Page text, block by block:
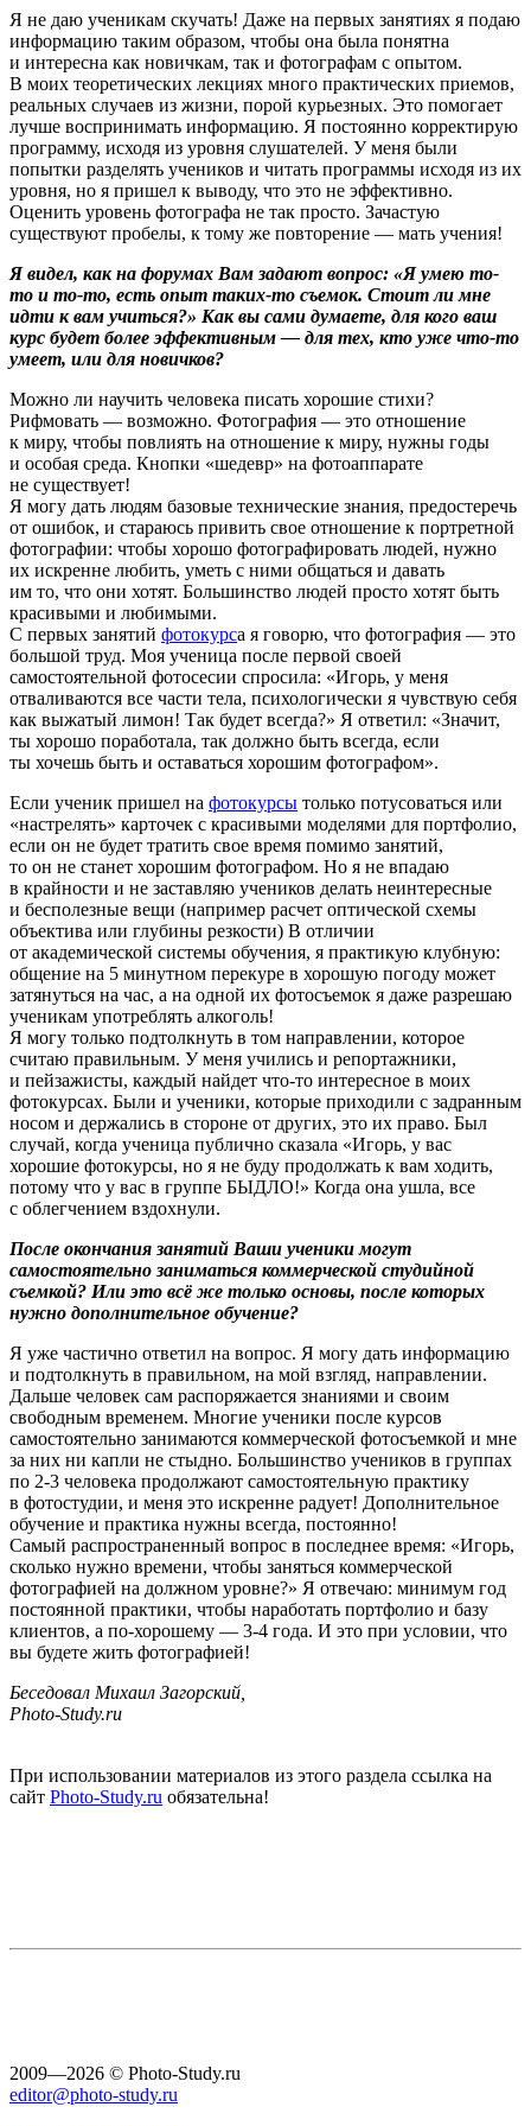
Я не даю ученикам скучать! Даже на первых занятиях я подаю
информацию таким образом, чтобы она была понятна
и интересна как новичкам, так и фотографам с опытом.
В моих теоретических лекциях много практических приемов,
реальных случаев из жизни, порой курьезных. Это помогает
лучше воспринимать информацию. Я постоянно корректирую
программу, исходя из уровня слушателей. У меня были
попытки разделять учеников и читать программы исходя из их
уровня, но я пришел к выводу, что это не эффективно.
Оценить уровень фотографа не так просто. Зачастую
существуют пробелы, к тому же повторение — мать учения!
Я видел, как на форумах Вам задают вопрос: «Я умею то-
то и то-то, есть опыт таких-то съемок. Стоит ли мне
идти к вам учиться?» Как вы сами думаете, для кого ваш
курс будет более эффективным — для тех, кто уже что-то
умеет, или для новичков?
Можно ли научить человека писать хорошие стихи?
Рифмовать — возможно. Фотография — это отношение
к миру, чтобы повлиять на отношение к миру, нужны годы
и особая среда. Кнопки «шедевр» на фотоаппарате
не существует!
Я могу дать людям базовые технические знания, предостеречь
от ошибок, и стараюсь привить свое отношение к портретной
фотографии: чтобы хорошо фотографировать людей, нужно
их искренне любить, уметь с ними общаться и давать
им то, что они хотят. Большинство людей просто хотят быть
красивыми и любимыми.
С первых занятий фотокурса я говорю, что фотография — это
большой труд. Моя ученица после первой своей
самостоятельной фотосесии спросила: «Игорь, у меня
отваливаются все части тела, психологически я чувствую себя
как выжатый лимон! Так будет всегда?» Я ответил: «Значит,
ты хорошо поработала, так должно быть всегда, если
ты хочешь быть и оставаться хорошим фотографом».
Если ученик пришел на фотокурсы только потусоваться или
«настрелять» карточек с красивыми моделями для портфолио,
если он не будет тратить свое время помимо занятий,
то он не станет хорошим фотографом. Но я не впадаю
в крайности и не заставляю учеников делать неинтересные
и бесполезные вещи (например расчет оптической схемы
объектива или глубины резкости) В отличии
от академической системы обучения, я практикую клубную:
общение на 5 минутном перекуре в хорошую погоду может
затянуться на час, а на одной их фотосъемок я даже разрешаю
ученикам употреблять алкоголь!
Я могу только подтолкнуть в том направлении, которое
считаю правильным. У меня учились и репортажники,
и пейзажисты, каждый найдет что-то интересное в моих
фотокурсах. Были и ученики, которые приходили с задранным
носом и держались в стороне от других, это их право. Был
случай, когда ученица публично сказала «Игорь, у вас
хорошие фотокурсы, но я не буду продолжать к вам ходить,
потому что у вас в группе БЫДЛО!» Когда она ушла, все
с облегчением вздохнули.
После окончания занятий Ваши ученики могут
самостоятельно заниматься коммерческой студийной
съемкой? Или это всё же только основы, после которых
нужно дополнительное обучение?
Я уже частично ответил на вопрос. Я могу дать информацию
и подтолкнуть в правильном, на мой взгляд, направлении.
Дальше человек сам распоряжается знаниями и своим
свободным временем. Многие ученики после курсов
самостоятельно занимаются коммерческой фотосъемкой и мне
за них ни капли не стыдно. Большинство учеников в группах
по 2-3 человека продолжают самостоятельную практику
в фотостудии, и меня это искренне радует! Дополнительное
обучение и практика нужны всегда, постоянно!
Самый распространенный вопрос в последнее время: «Игорь,
сколько нужно времени, чтобы заняться коммерческой
фотографией на должном уровне?» Я отвечаю: минимум год
постоянной практики, чтобы наработать портфолио и базу
клиентов, а по-хорошему — 3-4 года. И это при условии, что
вы будете жить фотографией!
Беседовал Михаил Загорский,
Photo-Study.ru
При использовании материалов из этого раздела ссылка на
сайт Photo-Study.ru обязательна!
2009—2026 © Photo-Study.ru
editor@photo-study.ru